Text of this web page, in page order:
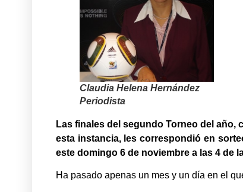
Claudia Helena Hernández
Periodista
Las finales del segundo Torneo del año,
esta instancia, les correspondió en
este domingo 6 de noviembre a las 4 de
Ha pasado apenas un mes y un día en el